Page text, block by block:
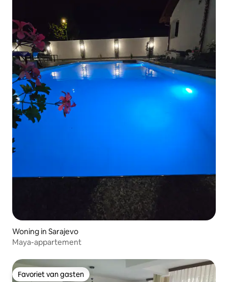
Woning in Sarajevo
Maya-appartement
Favoriet van gasten
Favoriet van gasten